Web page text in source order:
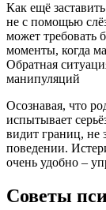
Как ещё
не с помощью
может требовать
моменты, когда
Обратная
манипуляций
Осознавая, что
испытывает
видит границ, не
поведении.
очень удобно –
Советы